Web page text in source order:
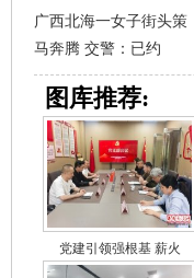
广西北海一女子街头策
马奔腾 交警：已约
图库推荐:
党建引领强根基 薪火